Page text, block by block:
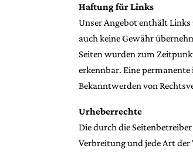
Haftung für Links
Unser Angebot enthält
auch keine Gewähr
Seiten wurden zum
erkennbar. Eine
Bekanntwerden von
Urheberrechte
Die durch die
Verbreitung und jede Art